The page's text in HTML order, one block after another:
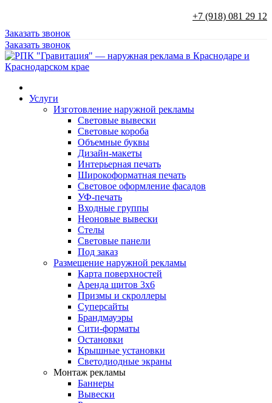
+7 (918) 081 29 12
Заказать звонок
Заказать звонок
Услуги
Изготовление наружной рекламы
Световые вывески
Световые короба
Объемные буквы
Дизайн-макеты
Интерьерная печать
Широкоформатная печать
Световое оформление фасадов
УФ-печать
Входные группы
Неоновые вывески
Стелы
Световые панели
Под заказ
Размещение наружной рекламы
Карта поверхностей
Аренда щитов 3х6
Призмы и скроллеры
Суперсайты
Брандмауэры
Сити-форматы
Остановки
Крышные установки
Светодиодные экраны
Монтаж рекламы
Баннеры
Вывески